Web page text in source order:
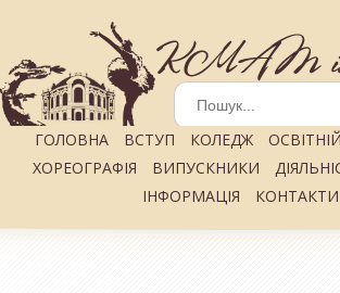
Search
ГОЛОВНА ВСТУП КОЛЕДЖ
ХОРЕОГРАФІЯ
ВИПУСКНИКИ
ІНФОРМАЦІЯ
КОНТАКТИ